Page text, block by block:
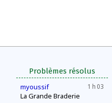
Problèmes résolus
1 h 03
myoussif
La Grande Braderie